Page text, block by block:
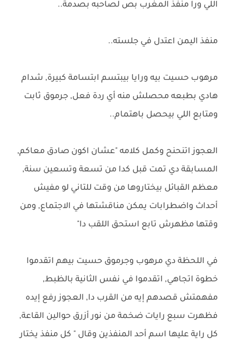
اللي ورا منفذ المغرب بص لصاحبه بصدمة..
منفذ اليمن اعتدل في جلسته..
مرهوب حسيت بيه ورايا بيبتسم ابتسامة كبيرة, شدام
هادي بطبعه محصلش منه أي ردة فعل, جرموق ثابت
ومتابع اللي بيحصل باهتمام..
العجوز اتنحنح وكمل كلامه "عشان اكون صادق معاكم,
المسابقة دي تمت قبل كدا من تسعة وتسعين سنة,
معظم القبائل بيختاروها من وقت للتاني لو مفيش
أحداث واضطرابات يمكن مناقشتها في الاجتماع, ومن
وقتها مظهرش تابع استحق اللقب دا"
في اللحظة دي مرهوب وجرموق حسيت بيهم اتقدموا
خطوة اتجاهي, اتقدموا في نفس الثانية بالظبط,
مفهمتش قصدهم إيه من القرب دا, العجوز رفع إيده
فظهرت سبع رايات ضخمة من نور أزرق حوالين القاعة,
كل راية عليها اسم أحد المنفذين وقال " كل منفذ يختار